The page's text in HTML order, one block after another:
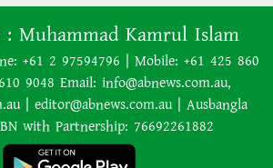
অনেক ইতিবাচক অগ্রগতি ঘটেছে:
পররাষ্ট্রমন্ত্রীর সঙ্গে বৈঠকের পর ট্রাম্পের
বিশেষ দূত
আমাকে গ্রেপ্তারের চেষ্টা রুখে দিতে
প্রস্তুত ‘স্পেশাল ফোর্স’
: Muhammad Kamrul Islam
+61 2 97594796 | Mobile: +61 425 860
9048 Email: info@abnews.com.au,
| editor@abnews.com.au | Ausbangla
with Partnership: 76692261882